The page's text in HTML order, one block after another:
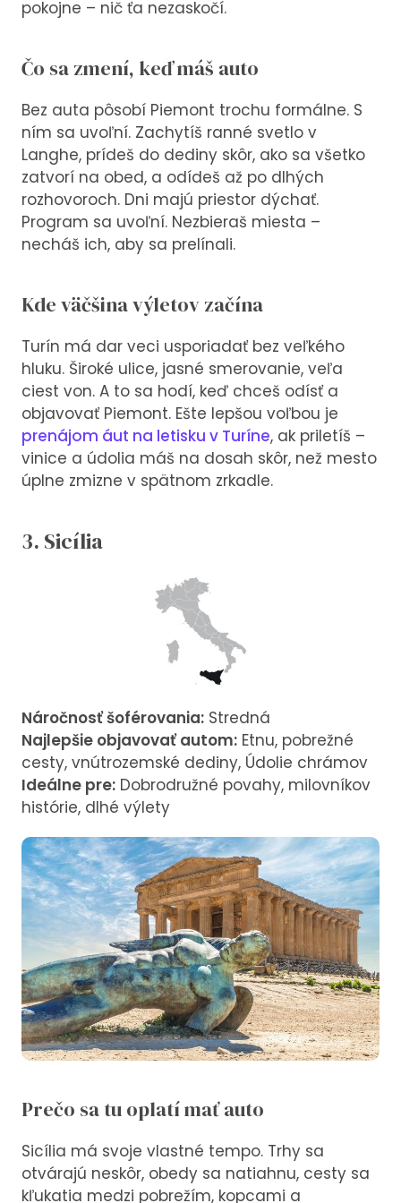
pokojne – nič ťa nezaskočí.
Čo sa zmení, keď máš auto
Bez auta pôsobí Piemont trochu formálne. S
ním sa uvoľní. Zachytíš ranné svetlo v
Langhe, prídeš do dediny skôr, ako sa všetko
zatvorí na obed, a odídeš až po dlhých
rozhovoroch. Dni majú priestor dýchať.
Program sa uvoľní. Nezbieraš miesta –
necháš ich, aby sa prelínali.
Kde väčšina výletov začína
Turín má dar veci usporiadať bez veľkého
hluku. Široké ulice, jasné smerovanie, veľa
ciest von. A to sa hodí, keď chceš odísť a
objavovať Piemont. Ešte lepšou voľbou je
prenájom áut na letisku v Turíne, ak priletíš –
vinice a údolia máš na dosah skôr, než mesto
úplne zmizne v spätnom zrkadle.
3. Sicília
Náročnosť šoférovania: Stredná
Najlepšie objavovať autom: Etnu, pobrežné
cesty, vnútrozemské dediny, Údolie chrámov
Ideálne pre: Dobrodružné povahy, milovníkov
histórie, dlhé výlety
Prečo sa tu oplatí mať auto
Sicília má svoje vlastné tempo. Trhy sa
otvárajú neskôr, obedy sa natiahnu, cesty sa
kľukatia medzi pobrežím, kopcami a